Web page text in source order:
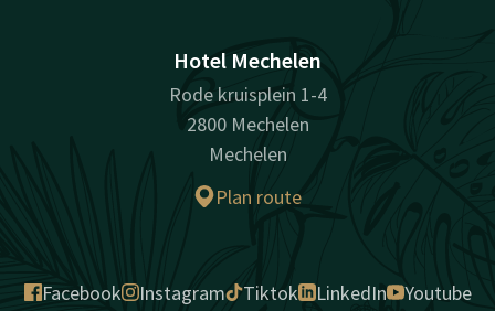
Hotel Mechelen
Rode kruisplein 1-4
2800 Mechelen
Mechelen
Plan route
Facebook Instagram Tiktok LinkedIn Youtube